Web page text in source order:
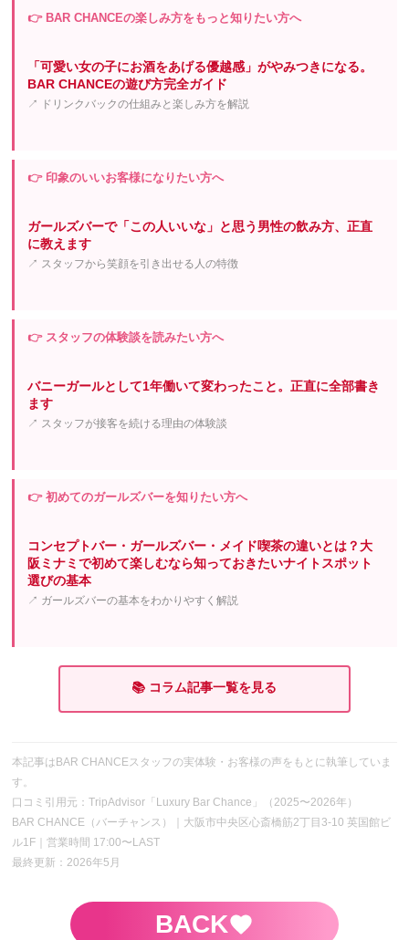
👉 BAR CHANCEの楽しみ方をもっと知りたい方へ
「可愛い女の子にお酒をあげる優越感」がやみつきになる。
BAR CHANCEの遊び方完全ガイド
↗ ドリンクバックの仕組みと楽しみ方を解説
👉 印象のいいお客様になりたい方へ
ガールズバーで「この人いいな」と思う男性の飲み方、正直
に教えます
↗ スタッフから笑顔を引き出せる人の特徴
👉 スタッフの体験談を読みたい方へ
バニーガールとして1年働いて変わったこと。正直に全部書き
ます
↗ スタッフが接客を続ける理由の体験談
👉 初めてのガールズバーを知りたい方へ
コンセプトバー・ガールズバー・メイド喫茶の違いとは？大
阪ミナミで初めて楽しむなら知っておきたいナイトスポット
選びの基本
↗ ガールズバーの基本をわかりやすく解説
📚 コラム記事一覧を見る
本記事はBAR CHANCEスタッフの実体験・お客様の声をもとに執筆していま
す。
口コミ引用元：TripAdvisor「Luxury Bar Chance」（2025〜2026年）
BAR CHANCE（バーチャンス）｜大阪市中央区心斎橋筋2丁目3-10 英国館ビ
ル1F｜営業時間 17:00〜LAST
最終更新：2026年5月
BACK